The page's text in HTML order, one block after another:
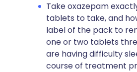
Take oxazepam
tablets to take, and
label of the pack to
one or two tablets
are having difficulty
course of treatment